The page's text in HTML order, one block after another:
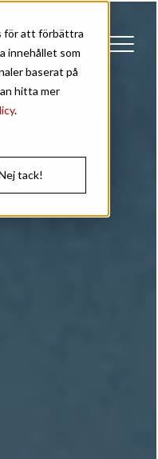
för att förbättra
innehållet som
baserat på
hitta mer
.
tack!